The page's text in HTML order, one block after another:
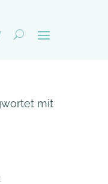
mit